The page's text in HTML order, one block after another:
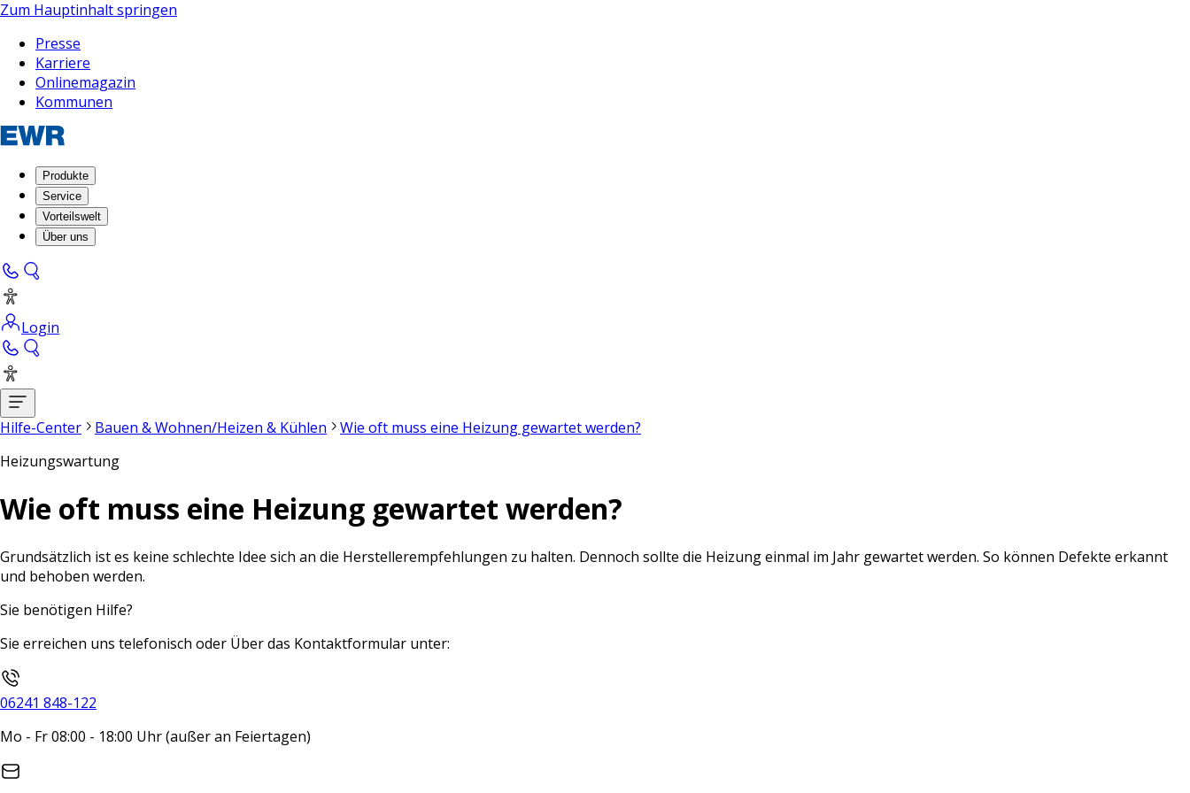
Zum Hauptinhalt springen
Presse
Karriere
Onlinemagazin
Kommunen
Produkte
Service
Vorteilswelt
Über uns
Login
Hilfe-Center Bauen & Wohnen/Heizen & Kühlen
Wie oft muss eine Heizung gewartet werden?
Heizungswartung
Wie oft muss eine Heizung gewartet werden?
Grundsätzlich ist es keine schlechte Idee sich an die Herstellerempfehlungen zu halten. Dennoch sollte die Heizung einmal im Jahr gewartet werden. So können Defekte erkannt
und behoben werden.
Sie benötigen Hilfe?
Sie erreichen uns telefonisch oder Über das Kontaktformular unter:
06241 848-122
Mo - Fr 08:00 - 18:00 Uhr (außer an Feiertagen)